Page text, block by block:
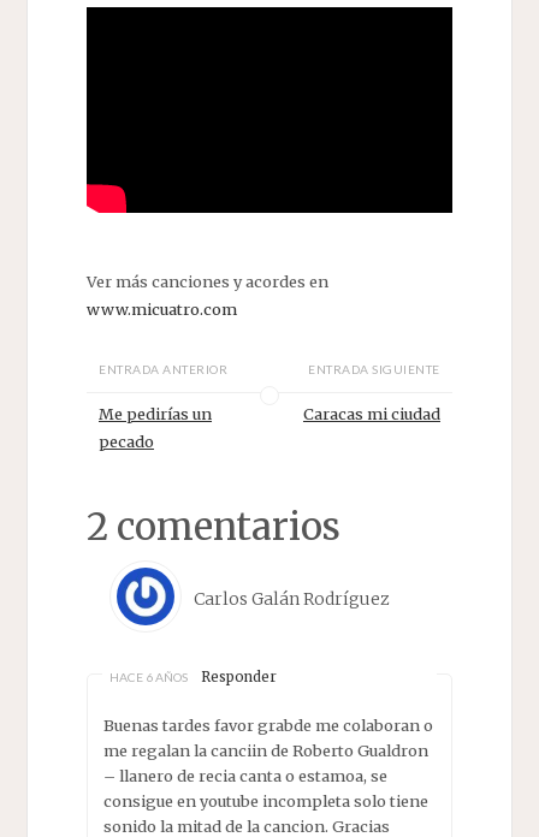
Ver más canciones y acordes en
www.micuatro.com
ENTRADA ANTERIOR
Me pedirías un
pecado
ENTRADA SIGUIENTE
Caracas mi ciudad
2 comentarios
Carlos Galán Rodríguez
HACE 6 AÑOS Responder
Buenas tardes favor grabde me colaboran o
me regalan la canciin de Roberto Gualdron
– llanero de recia canta o estamoa, se
consigue en youtube incompleta solo tiene
sonido la mitad de la cancion. Gracias